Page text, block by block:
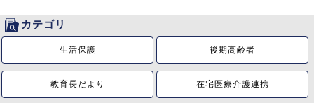
カテゴリ
生活保護 後期高齢者
教育長だより 在宅医療介護連携